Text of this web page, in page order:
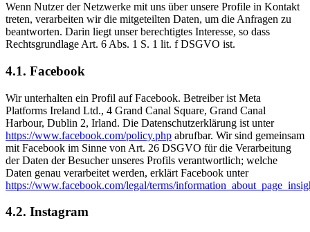
Wenn Nutzer der Netzwerke mit uns über unsere Profile in Kontakt
treten, verarbeiten wir die mitgeteilten Daten, um die Anfragen zu
beantworten. Darin liegt unser berechtigtes Interesse, so dass
Rechtsgrundlage Art. 6 Abs. 1 S. 1 lit. f DSGVO ist.
4.1. Facebook
Wir unterhalten ein Profil auf Facebook. Betreiber ist Meta
Platforms Ireland Ltd., 4 Grand Canal Square, Grand Canal
Harbour, Dublin 2, Irland. Die Datenschutzerklärung ist unter
https://www.facebook.com/policy.php abrufbar. Wir sind gemeinsam
mit Facebook im Sinne von Art. 26 DSGVO für die Verarbeitung
der Daten der Besucher unseres Profils verantwortlich; welche
Daten genau verarbeitet werden, erklärt Facebook unter
https://www.facebook.com/legal/terms/
4.2. Instagram